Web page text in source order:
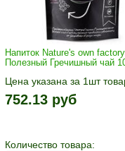
Напиток Nature's own factory
Полезный Гречишный чай
Цена указана за 1шт
1шт прибавляется
и «-». Выберите нужное
752.13 руб
Количество товара: